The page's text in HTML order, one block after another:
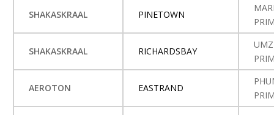
SHAKASKRAAL PINETOWN
SHAKASKRAAL RICHARDSBAY
AEROTON EASTRAND